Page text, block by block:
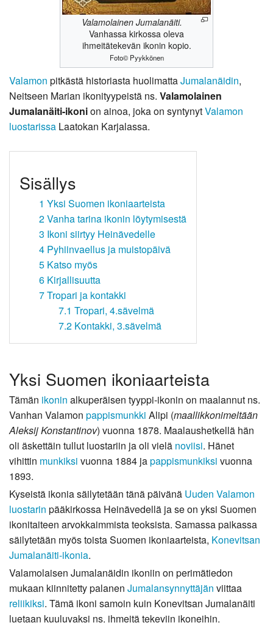
Valamolainen Jumalanäiti.
Vanhassa kirkossa oleva
ihmeitätekevän ikonin kopio.
Foto© Pyykkönen
Valamon pitkästä historiasta huolimattaJumalanäidin,
Neitseen Marian ikonityypeistä ns. Valamolainen
Jumalanäiti-ikonion ainoa, joka on syntynytValamon
luostarissa Laatokan Karjalassa.
Sisällys
1 Yksi Suomen ikoniaarteista
2Vanha tarina ikonin löytymisestä
3 Ikoni siirtyy Heinävedelle
4 Pyhiinvaellus ja muistopäivä
5 Katso myös
6 Kirjallisuutta
7Tropari ja kontakki
7.1 Tropari, 4.sävelmä
7.2 Kontakki, 3.sävelmä
Yksi Suomen ikoniaarteista
Tämän ikonin alkuperäisen tyyppi-ikonin on maalannut ns.
Vanhan Valamon pappismunkki Alipi (maallikkonimeltään
Aleksij Konstantinov) vuonna 1878. Maalaushetkellä hän
oli äskettäin tullut luostariin ja oli vielä noviisi. Hänet
vihittin munkiksi vuonna 1884 japappismunkiksi vuonna
1893.
Kyseistä ikonia säilytetään tänä päivänä Uuden Valamon
luostarin pääkirkossa Heinävedellä ja se on yksi Suomen
ikonitaiteen arvokkaimmista teoksista. Samassa paikassa
säilytetään myös toista Suomen ikoniaarteista, Konevitsan
Jumalanäiti-ikonia.
Valamolaisen Jumalanäidin ikoniin on perimätiedon
mukaan kiinnitetty palanen Jumalansynnyttäjän viittaa
reliikiksi. Tämä ikoni samoin kuin Konevitsan Jumalanäiti
luetaan kuuluvaksi ns. ihmeitä tekeviin ikoneihin.